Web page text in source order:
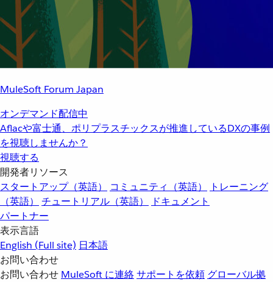
MuleSoft Forum Japan
オンデマンド配信中
Aflacや富士通、ポリプラスチックスが推進しているDXの事例
を視聴しませんか？
視聴する
開発者リソース
スタートアップ（英語）
コミュニティ（英語）
トレーニング
（英語）
チュートリアル（英語）
ドキュメント
パートナー
表示言語
English (Full site) 日本語
お問い合わせ
お問い合わせ MuleSoft に連絡サポートを依頼 グローバル拠